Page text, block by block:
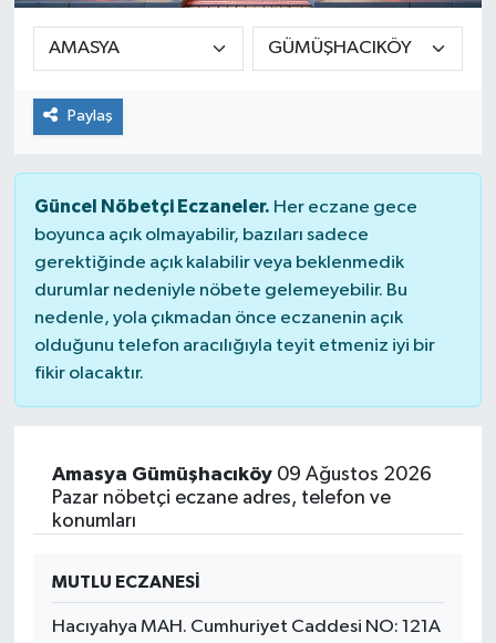
Paylaş
Güncel Nöbetçi Eczaneler. Her eczane gece
boyunca açık olmayabilir, bazıları sadece
gerektiğinde açık kalabilir veya beklenmedik
durumlar nedeniyle nöbete gelemeyebilir. Bu
nedenle, yola çıkmadan önce eczanenin açık
olduğunu telefon aracılığıyla teyit etmeniz iyi bir
fikir olacaktır.
Amasya Gümüşhacıköy09 Ağustos 2026
Pazar nöbetçi eczane adres, telefon ve
konumları
MUTLU ECZANESİ
Hacıyahya MAH. Cumhuriyet Caddesi NO: 121A